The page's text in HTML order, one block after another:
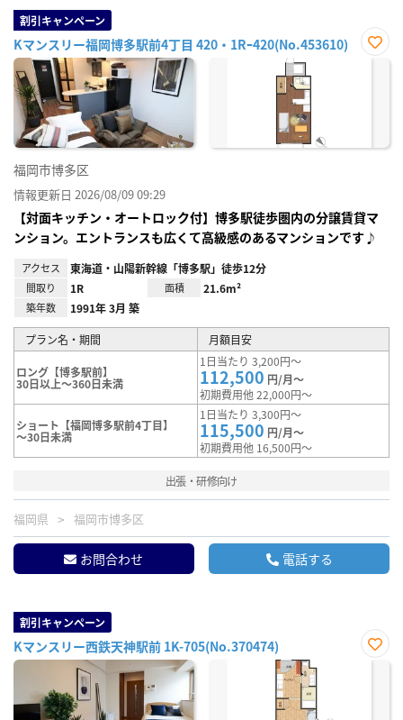
割引キャンペーン
Kマンスリー福岡博多駅前4丁目 420・1Rｰ420(No.453610)
お気
福岡市博多区
情報更新日 2026/08/09 09:29
【対面キッチン・オートロック付】博多駅徒歩圏内の分譲賃貸マ
ンション。エントランスも広くて高級感のあるマンションです♪
アクセス 東海道・山陽新幹線「博多駅」徒歩12分
間取り 1R 面積 21.6m²
築年数 1991年 3月 築
プラン名・期間 月額目安
ロング【博多駅前】
30日以上～360日未満
1日当たり 3,200円～
112,500 円/月～
初期費用他 22,000円～
ショート【福岡博多駅前4丁目】
～30日未満
1日当たり 3,300円～
115,500 円/月～
初期費用他 16,500円～
出張・研修向け
福岡県 福岡市博多区
お問合わせ 電話する
割引キャンペーン
Kマンスリー西鉄天神駅前 1K-705(No.370474)
お気